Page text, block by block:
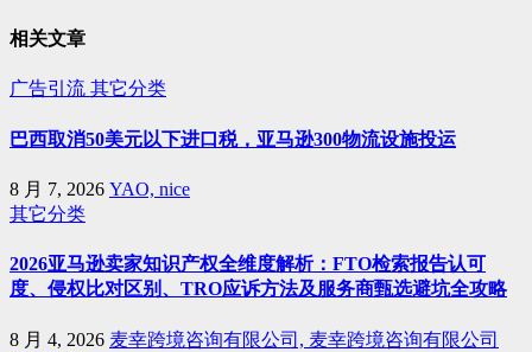
相关文章
广告引流 其它分类
巴西取消50美元以下进口税，亚马逊300物流设施投运
8 月 7, 2026 YAO, nice
其它分类
2026亚马逊卖家知识产权全维度解析：FTO检索报告认可
度、侵权比对区别、TRO应诉方法及服务商甄选避坑全攻略
8 月 4, 2026 麦幸跨境咨询有限公司, 麦幸跨境咨询有限公司